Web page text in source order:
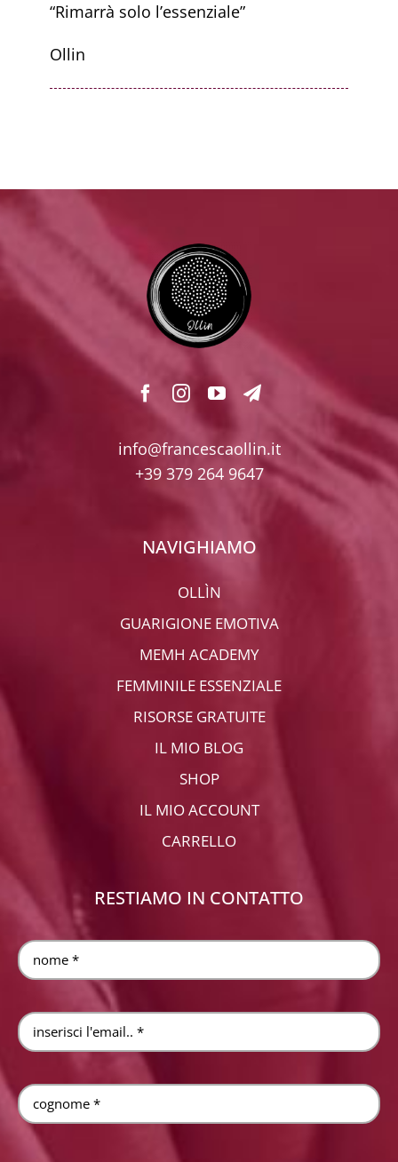
“Rimarrà solo l’essenziale”
Ollin
info@francescaollin.it
+39 379 264 9647
NAVIGHIAMO
OLLÌN
GUARIGIONE EMOTIVA
MEMH ACADEMY
FEMMINILE ESSENZIALE
RISORSE GRATUITE
IL MIO BLOG
SHOP
IL MIO ACCOUNT
CARRELLO
RESTIAMO IN CONTATTO